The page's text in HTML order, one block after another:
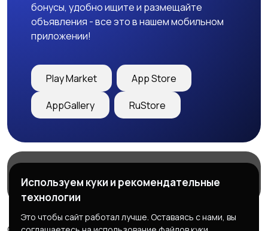
бонусы, удобно ищите и размещайте
объявления - все это в нашем мобильном
приложении!
Play Market App Store
AppGallery RuStore
Служба поддержки
Используем куки и рекомендательные
технологии
Это чтобы сайт работал лучше. Оставаясь с нами, вы